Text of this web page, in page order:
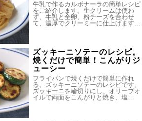
牛乳で作るカルボナーラの簡単レシピ
をご紹介します。生クリームは使わ
ず、牛乳と全卵、粉チーズを合わせ
て、濃厚でクリーミーに仕上げます…
ズッキーニソテーのレシピ。
焼くだけで簡単！こんがりジ
ューシー
フライパンで焼くだけで簡単に作れ
る、ズッキーニソテーのレシピです。
ズッキーニを輪切りにし、オリーブオ
イルで両面をこんがりと焼き、塩…